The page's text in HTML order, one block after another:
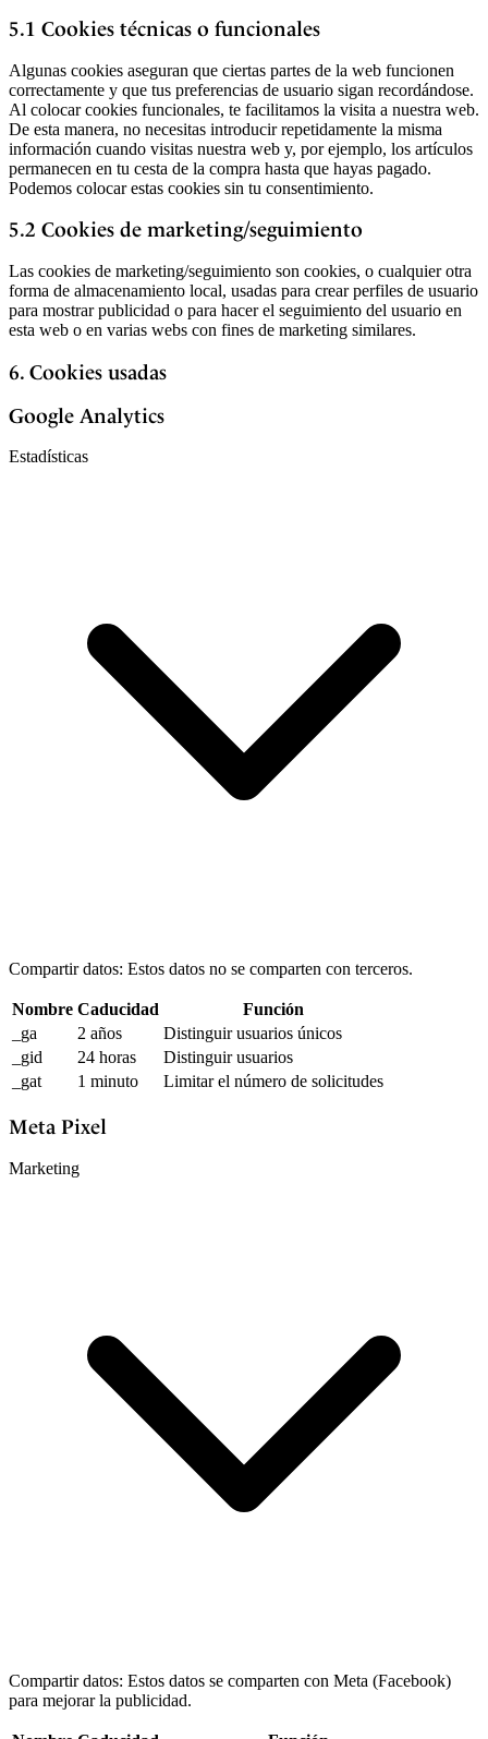
5.1 Cookies técnicas o funcionales
Algunas cookies aseguran que ciertas partes de la web funcionen
correctamente y que tus preferencias de usuario sigan recordándose.
Al colocar cookies funcionales, te facilitamos la visita a nuestra web.
De esta manera, no necesitas introducir repetidamente la misma
información cuando visitas nuestra web y, por ejemplo, los artículos
permanecen en tu cesta de la compra hasta que hayas pagado.
Podemos colocar estas cookies sin tu consentimiento.
5.2 Cookies de marketing/seguimiento
Las cookies de marketing/seguimiento son cookies, o cualquier otra
forma de almacenamiento local, usadas para crear perfiles de usuario
para mostrar publicidad o para hacer el seguimiento del usuario en
esta web o en varias webs con fines de marketing similares.
6. Cookies usadas
Google Analytics
Estadísticas
Compartir datos: Estos datos no se comparten con terceros.
Nombre Caducidad
Función
_ga
2 años
Distinguir usuarios únicos
_gid
24 horas
Distinguir usuarios
_gat
1 minuto Limitar el número de solicitudes
Meta Pixel
Marketing
Compartir datos: Estos datos se comparten con Meta (Facebook)
para mejorar la publicidad.